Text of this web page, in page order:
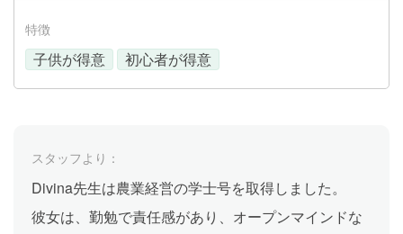
特徴
子供が得意 初心者が得意
スタッフより：
Divina先生は農業経営の学士号を取得しました。
彼女は、勤勉で責任感があり、オープンマインドな